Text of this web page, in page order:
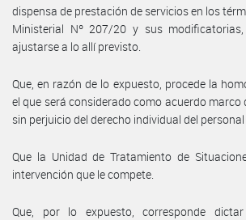
dispensa de prestación de servicios en los
Ministerial Nº 207/20 y sus
ajustarse a lo allí previsto.
Que, en razón de lo expuesto, procede la
el que será considerado como acuerdo marco
sin perjuicio del derecho individual del
Que la Unidad de Tratamiento de
intervención que le compete.
Que, por lo expuesto, corresponde